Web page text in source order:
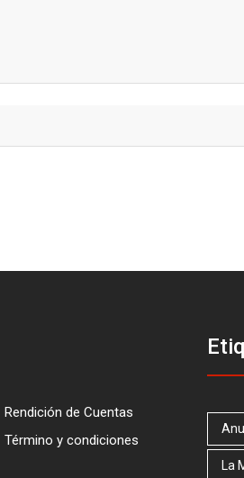
Rendición de Cuentas
Término y condiciones
La